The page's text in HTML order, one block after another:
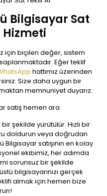
Bilgisayar Sat
Hizmeti
için biçilen değer, sistem
Eğer teklif
hattımız üzerinden
Size daha uygun bir
memnuniyet duyarız.
şekilde yürütülür. Hızlı bir
doldurun veya doğrudan
satışının en kolay
ekibimiz, her adımda
sorunsuz bir şekilde
bilgisayarınızı gerçek
almak için hemen bize